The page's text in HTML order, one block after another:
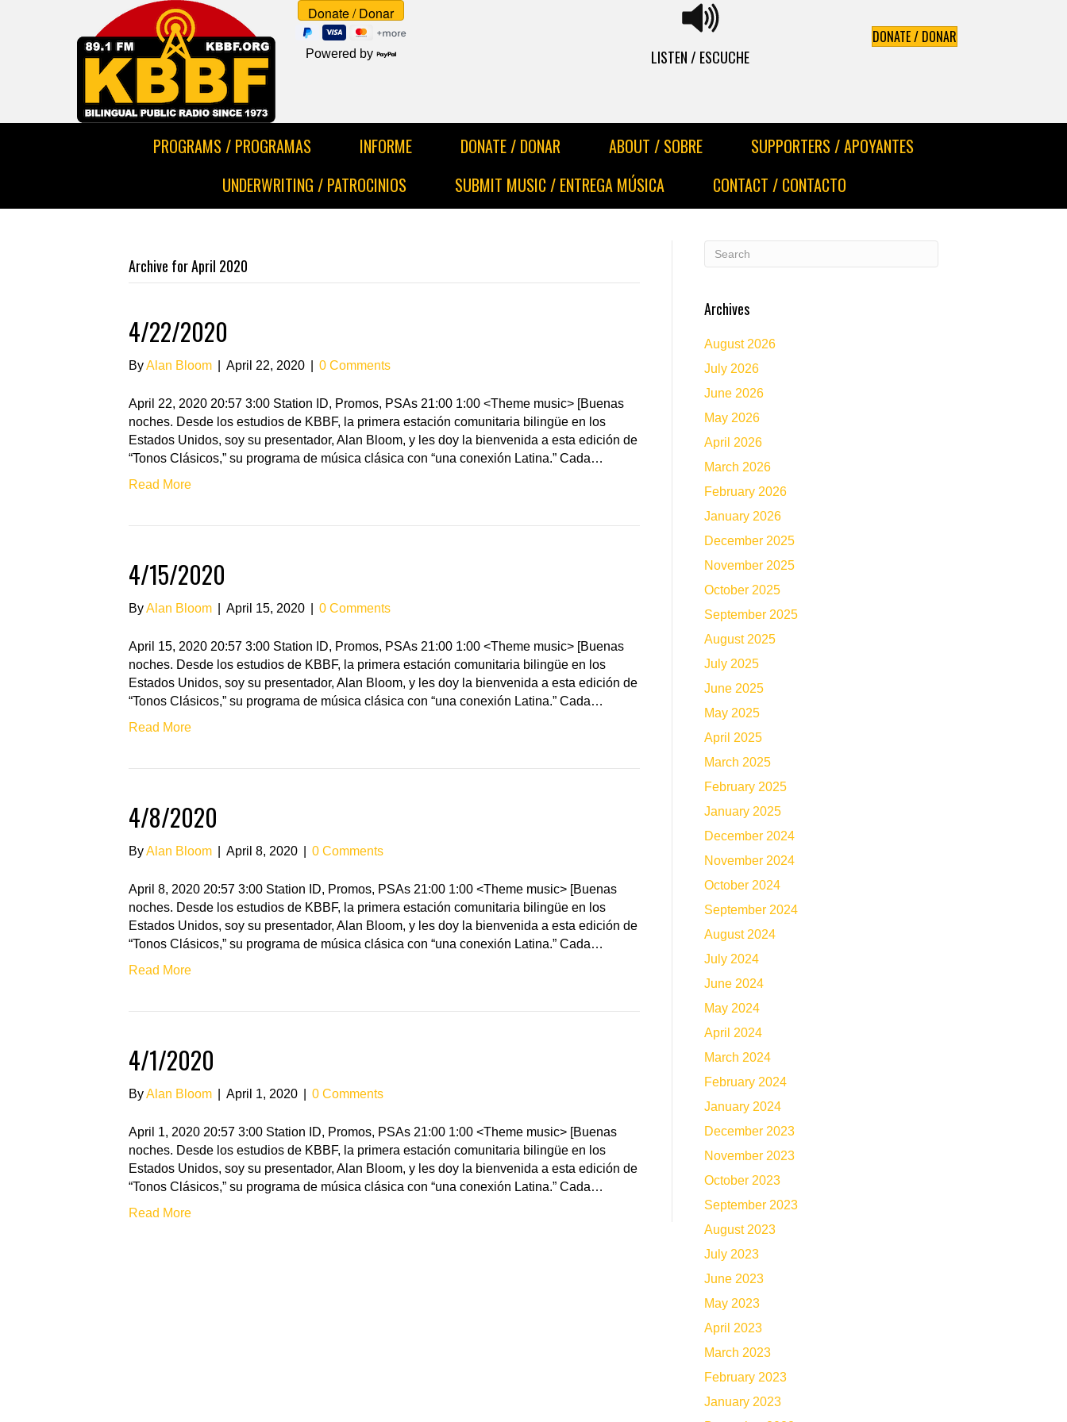
Powered by LISTEN / ESCUCHE
DONATE / DONAR
PROGRAMS / PROGRAMAS INFORME DONATE / DONAR ABOUT / SOBRE
SUPPORTERS / APOYANTES
UNDERWRITING / PATROCINIOS
SUBMIT MUSIC / ENTREGA MÚSICA CONTACT / CONTACTO
Archive for April 2020
4/22/2020
ByAlan Bloom April 22, 2020 0 Comments
April 22, 2020 20:57 3:00 Station ID, Promos, PSAs 21:00 1:00 <Theme music> [Buenas
noches. Desde los estudios de KBBF, la primera estación comunitaria bilingüe en los
Estados Unidos, soy su presentador, Alan Bloom, y les doy la bienvenida a esta edición de
“Tonos Clásicos,” su programa de música clásica con “una conexión Latina.” Cada…
Read More
4/15/2020
ByAlan Bloom April 15, 2020 0 Comments
April 15, 2020 20:57 3:00 Station ID, Promos, PSAs 21:00 1:00 <Theme music> [Buenas
noches. Desde los estudios de KBBF, la primera estación comunitaria bilingüe en los
Estados Unidos, soy su presentador, Alan Bloom, y les doy la bienvenida a esta edición de
“Tonos Clásicos,” su programa de música clásica con “una conexión Latina.” Cada…
Read More
4/8/2020
ByAlan Bloom April 8, 2020 0 Comments
April 8, 2020 20:57 3:00 Station ID, Promos, PSAs 21:00 1:00 <Theme music> [Buenas
noches. Desde los estudios de KBBF, la primera estación comunitaria bilingüe en los
Estados Unidos, soy su presentador, Alan Bloom, y les doy la bienvenida a esta edición de
“Tonos Clásicos,” su programa de música clásica con “una conexión Latina.” Cada…
Read More
4/1/2020
ByAlan Bloom April 1, 2020 0 Comments
April 1, 2020 20:57 3:00 Station ID, Promos, PSAs 21:00 1:00 <Theme music> [Buenas
noches. Desde los estudios de KBBF, la primera estación comunitaria bilingüe en los
Estados Unidos, soy su presentador, Alan Bloom, y les doy la bienvenida a esta edición de
“Tonos Clásicos,” su programa de música clásica con “una conexión Latina.” Cada…
Read More
Archives
August 2026
July 2026
June 2026
May 2026
April 2026
March 2026
February 2026
January 2026
December 2025
November 2025
October 2025
September 2025
August 2025
July 2025
June 2025
May 2025
April 2025
March 2025
February 2025
January 2025
December 2024
November 2024
October 2024
September 2024
August 2024
July 2024
June 2024
May 2024
April 2024
March 2024
February 2024
January 2024
December 2023
November 2023
October 2023
September 2023
August 2023
July 2023
June 2023
May 2023
April 2023
March 2023
February 2023
January 2023